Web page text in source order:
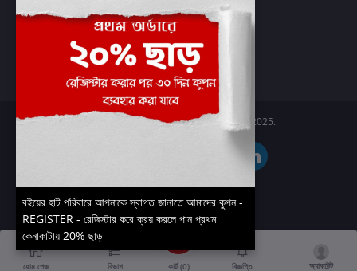
প্রবেশ করুন
অর্ডার ইতিহাস
আমার ইচ্ছাগুলি
অর্ডার ট্র্যাকিং
Boier Haat™ | © All rights reserved 2025.
হোম পেজ বিভাগ কার্ট (0) বিজ্ঞপ্তি অ্যাকাউন্ট
বইয়ের হাট পরিবারে আপনাকে স্বাগত জানাতে আমাদের কুপন -
REGISTER - রেজিস্টার করে ক্রয় করলে পান প্রথম
কেনাকাটায় 20% ছাড়